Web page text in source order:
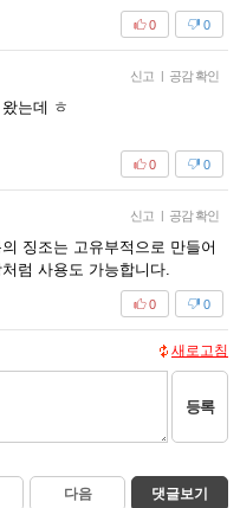
0
0
신고 | 공감 확인
는데 ㅎ
0
0
신고 | 공감 확인
징조는 고유부적으로 만들어
럼 사용도 가능합니다.
0
0
새로고침
등록
다음 댓글보기